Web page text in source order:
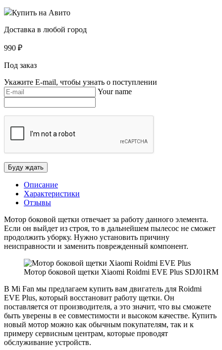
Купить на Авито
Доставка в любой город
990 ₽
Под заказ
Укажите E-mail, чтобы узнать о поступлении
Your name
Описание
Характеристики
Отзывы
Мотор боковой щетки отвечает за работу данного элемента.
Если он выйдет из строя, то в дальнейшем пылесос не сможет
продолжить уборку. Нужно установить причину
неисправности и заменить поврежденный компонент.
Мотор боковой щетки Xiaomi Roidmi EVE Plus SDJ01RM
В Mi Fan мы предлагаем купить вам двигатель для Roidmi
EVE Plus, который восстановит работу щетки. Он
поставляется от производителя, а это значит, что вы сможете
быть уверены в ее совместимости и высоком качестве. Купить
новый мотор можно как обычным покупателям, так и к
примеру сервисным центрам, которые проводят
обслуживание устройств.